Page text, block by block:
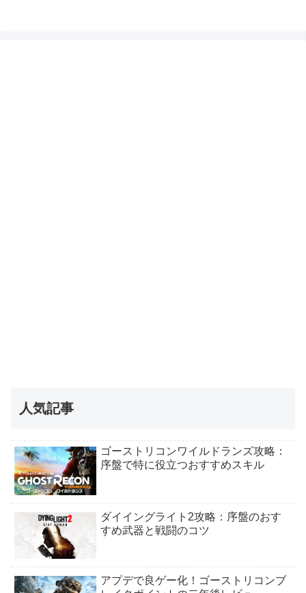
人気記事
ゴーストリコンワイルドランズ攻略：
序盤で特に役立つおすすめスキル
ダイイングライト2攻略：序盤のおす
すめ武器と戦闘のコツ
アプデで良ゲー化！ゴーストリコンブ